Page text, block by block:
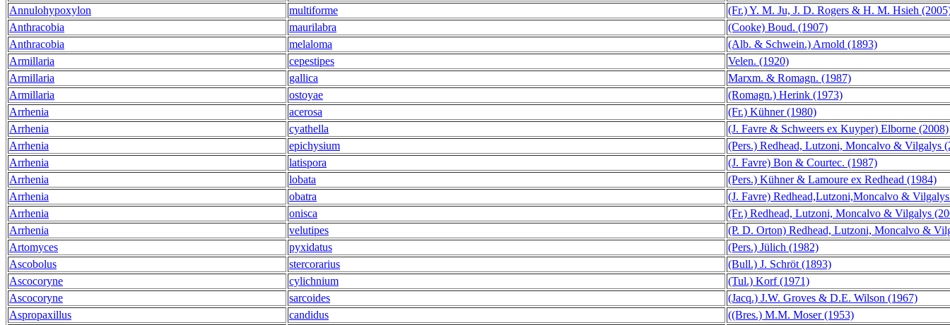
Annulohypoxylon
multiforme
(Fr.) Y. M. Ju, J. D. Rogers & H. M. Hsieh
Anthracobia
maurilabra
(Cooke) Boud. (1907)
Anthracobia
melaloma
(Alb. & Schwein.) Arnold (1893)
Armillaria
cepestipes
Velen. (1920)
Armillaria
gallica
Marxm. & Romagn. (1987)
Armillaria
ostoyae
(Romagn.) Herink (1973)
Arrhenia
acerosa
(Fr.) Kühner (1980)
Arrhenia
cyathella
(J. Favre & Schweers ex Kuyper) Elborne (2008)
Arrhenia
epichysium
(Pers.) Redhead, Lutzoni, Moncalvo & Vilgalys
Arrhenia
latispora
(J. Favre) Bon & Courtec. (1987)
Arrhenia
lobata
(Pers.) Kühner & Lamoure ex Redhead (1984)
Arrhenia
obatra
(J. Favre) Redhead,Lutzoni,Moncalvo &
Arrhenia
onisca
(Fr.) Redhead, Lutzoni, Moncalvo & Vilgalys
Arrhenia
velutipes
(P. D. Orton) Redhead, Lutzoni, Moncalvo &
Artomyces
pyxidatus
(Pers.) Jülich (1982)
Ascobolus
stercorarius
(Bull.) J. Schröt (1893)
Ascocoryne
cylichnium
(Tul.) Korf (1971)
Ascocoryne
sarcoides
(Jacq.) J.W. Groves & D.E. Wilson (1967)
Aspropaxillus
candidus
((Bres.) M.M. Moser (1953)